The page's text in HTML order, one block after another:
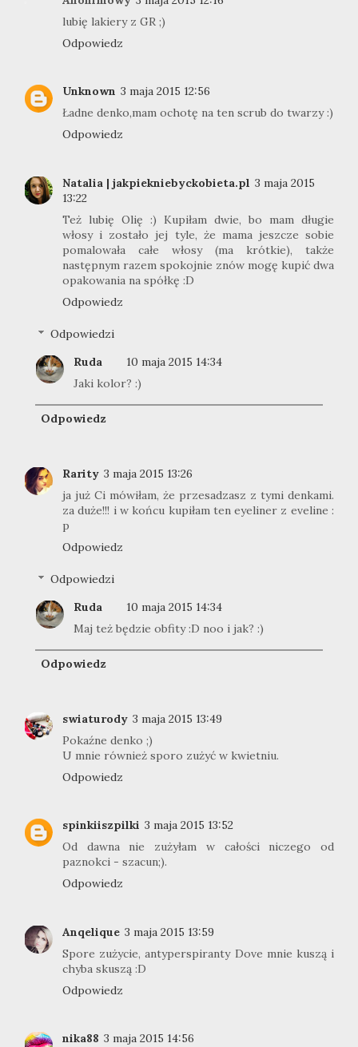
lubię lakiery z GR ;)
Odpowiedz
Unknown 3 maja 2015 12:56
Ładne denko,mam ochotę na ten scrub do twarzy :)
Odpowiedz
Natalia | jakpiekniebyckobieta.pl 3 maja 2015
13:22
Też lubię Olię :) Kupiłam dwie, bo mam długie
włosy i zostało jej tyle, że mama jeszcze sobie
pomalowała całe włosy (ma krótkie), także
następnym razem spokojnie znów mogę kupić dwa
opakowania na spółkę :D
Odpowiedz
Odpowiedzi
Ruda
10 maja 2015 14:34
Jaki kolor? :)
Odpowiedz
Rarity 3 maja 2015 13:26
ja już Ci mówiłam, że przesadzasz z tymi denkami.
za duże!!! i w końcu kupiłam ten eyeliner z eveline :
p
Odpowiedz
Odpowiedzi
Ruda
10 maja 2015 14:34
Maj też będzie obfity :D noo i jak? :)
Odpowiedz
swiaturody 3 maja 2015 13:49
Pokaźne denko ;)
U mnie również sporo zużyć w kwietniu.
Odpowiedz
spinkiiszpilki 3 maja 2015 13:52
Od dawna nie zużyłam w całości niczego od
paznokci - szacun;).
Odpowiedz
Anqelique 3 maja 2015 13:59
Spore zużycie, antyperspiranty Dove mnie kuszą i
chyba skuszą :D
Odpowiedz
nika88 3 maja 2015 14:56